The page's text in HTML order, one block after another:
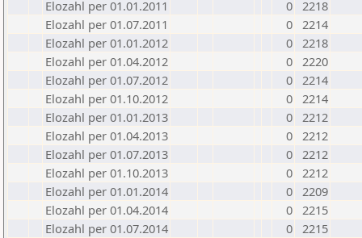
Elozahl per 01.01.2011
0 2218
Elozahl per 01.07.2011
0 2214
Elozahl per 01.01.2012
0 2218
Elozahl per 01.04.2012
0 2220
Elozahl per 01.07.2012
0 2214
Elozahl per 01.10.2012
0 2214
Elozahl per 01.01.2013
0 2212
Elozahl per 01.04.2013
0 2212
Elozahl per 01.07.2013
0 2212
Elozahl per 01.10.2013
0 2212
Elozahl per 01.01.2014
0 2209
Elozahl per 01.04.2014
0 2215
Elozahl per 01.07.2014
0 2215